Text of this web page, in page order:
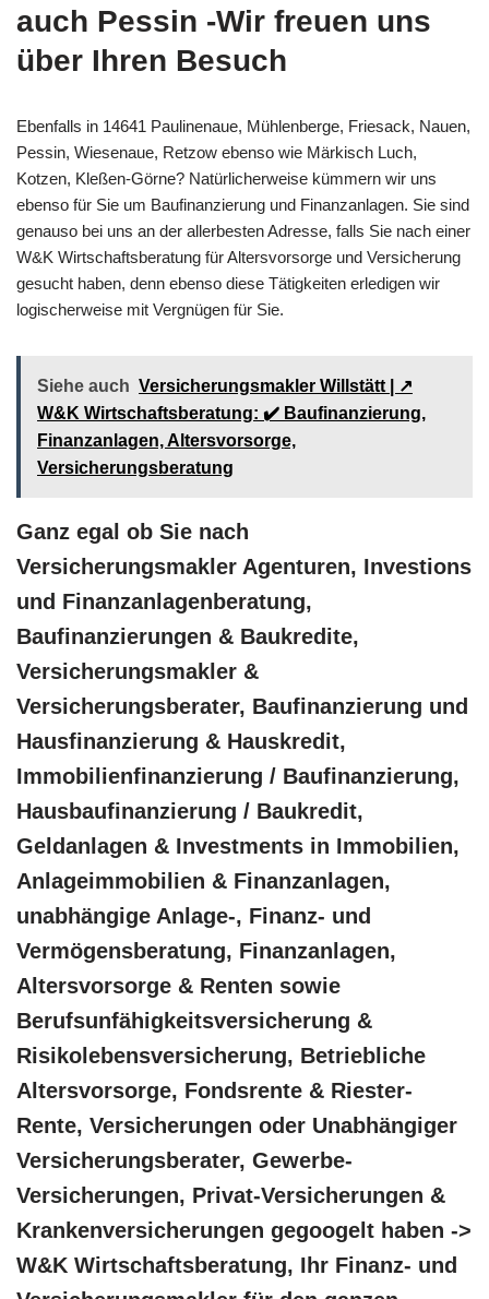
auch Pessin -Wir freuen uns
über Ihren Besuch
Ebenfalls in 14641 Paulinenaue, Mühlenberge, Friesack, Nauen,
Pessin, Wiesenaue, Retzow ebenso wie Märkisch Luch,
Kotzen, Kleßen-Görne? Natürlicherweise kümmern wir uns
ebenso für Sie um Baufinanzierung und Finanzanlagen. Sie sind
genauso bei uns an der allerbesten Adresse, falls Sie nach einer
W&K Wirtschaftsberatung für Altersvorsorge und Versicherung
gesucht haben, denn ebenso diese Tätigkeiten erledigen wir
logischerweise mit Vergnügen für Sie.
Siehe auch Versicherungsmakler Willstätt | ↗️
W&K Wirtschaftsberatung: ✔️ Baufinanzierung,
Finanzanlagen, Altersvorsorge,
Versicherungsberatung
Ganz egal ob Sie nach
Versicherungsmakler Agenturen, Investions
und Finanzanlagenberatung,
Baufinanzierungen & Baukredite,
Versicherungsmakler &
Versicherungsberater, Baufinanzierung und
Hausfinanzierung & Hauskredit,
Immobilienfinanzierung / Baufinanzierung,
Hausbaufinanzierung / Baukredit,
Geldanlagen & Investments in Immobilien,
Anlageimmobilien & Finanzanlagen,
unabhängige Anlage-, Finanz- und
Vermögensberatung, Finanzanlagen,
Altersvorsorge & Renten sowie
Berufsunfähigkeitsversicherung &
Risikolebensversicherung, Betriebliche
Altersvorsorge, Fondsrente & Riester-
Rente, Versicherungen oder Unabhängiger
Versicherungsberater, Gewerbe-
Versicherungen, Privat-Versicherungen &
Krankenversicherungen gegoogelt haben ->
W&K Wirtschaftsberatung, Ihr Finanz- und